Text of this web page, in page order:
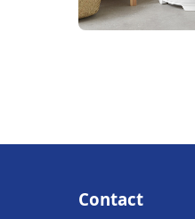
Contact